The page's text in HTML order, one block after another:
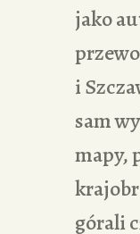
jako
i
sam
mapy,
górali